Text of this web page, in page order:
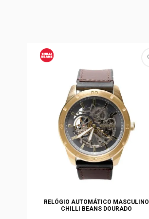
RELÓGIO AUTOMÁTICO MASCULINO
CHILLI BEANS DOURADO